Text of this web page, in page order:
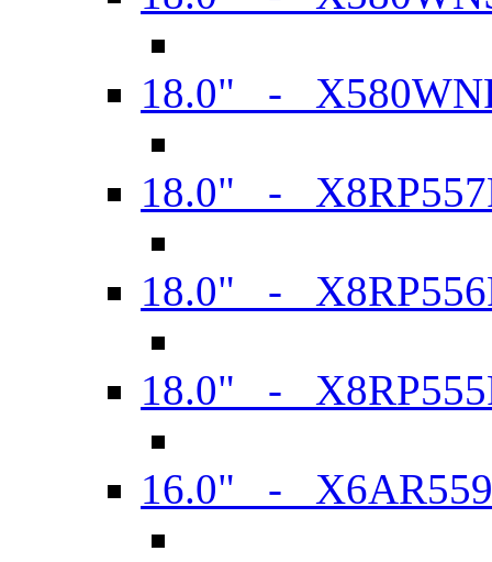
18.0" -
18.0" -
18.0" -
18.0" -
16.0" -